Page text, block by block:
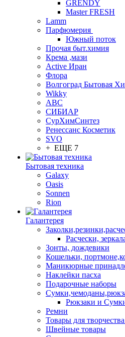
GRENDY
Master FRESH
Lamm
Парфюмерия
Южный поток
Прочая быт.химия
Крема ,мази
Аctive Иран
Флора
Волгоград Бытовая
Wikky
АВС
СИБИАР
СурХимСинтез
Ренессанс Косметик
SVO
+ ЕЩЕ 7
Бытовая техника
Galaxy
Oasis
Sonnen
Rion
Галантерея
Расчески,
Зонты, дождевики
Кошельки,
Маникюрные
Наклейки пасха
Подарочные наборы
Рюкзаки и
Ремни
Товары для
Швейные товары